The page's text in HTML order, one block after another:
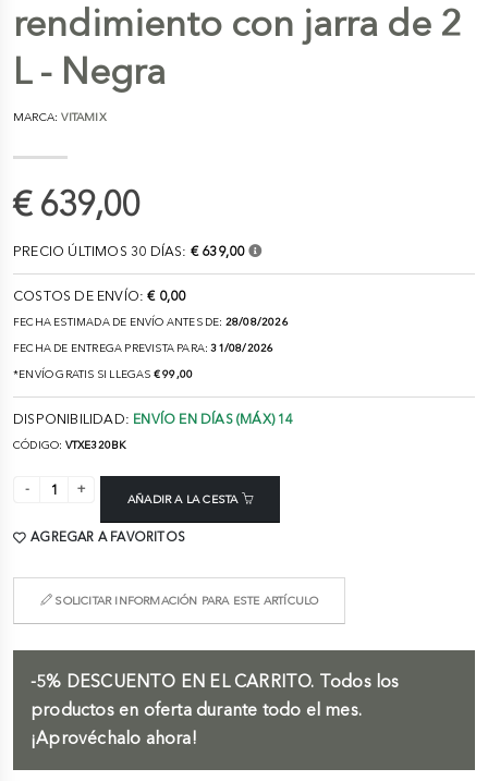
rendimiento con jarra de 2
L - Negra
MARCA:VITAMIX
€ 639,00
PRECIO ÚLTIMOS 30 DÍAS: € 639,00
COSTOS DE ENVÍO:€ 0,00
FECHA ESTIMADA DE ENVÍO ANTES DE: 28/08/2026
FECHA DE ENTREGA PREVISTA PARA:31/08/2026
*ENVÍO GRATIS SI LLEGAS € 99,00
DISPONIBILIDAD: ENVÍO EN DÍAS (MÁX) 14
CÓDIGO: VTXE320BK
AÑADIR A LA CESTA
AGREGAR A FAVORITOS
SOLICITAR INFORMACIÓN PARA ESTE ARTÍCULO
-5% DESCUENTO EN EL CARRITO. Todos los
productos en oferta durante todo el mes.
¡Aprovéchalo ahora!